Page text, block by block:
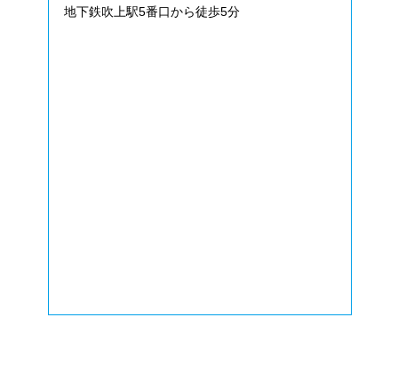
地下鉄吹上駅5番口から徒歩5分